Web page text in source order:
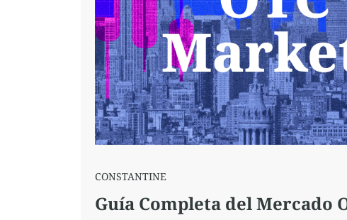
CONSTANTINE
Guía Completa del Mercado